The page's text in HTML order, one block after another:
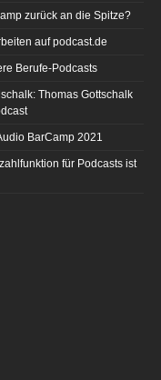
zurück an die Spitze?
auf podcast.de
Berufe-Podcasts
Thomas Gottschalk
BarCamp 2021
für Podcasts ist